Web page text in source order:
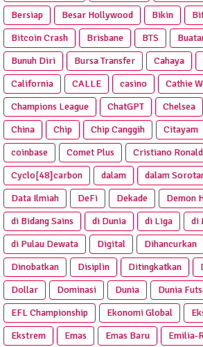
Bersiap
Besar Hollywood Bikin
Bitcoin Crash
Brisbane BTS
Bunuh Diri
Bursa Transfer Cahaya
California
CALLE casino Cathie
Champions League
ChatGPT Chelsea
China
Chip Chip Canggih Citayam
coinbase
Comet Plus Cristiano
Cyclo[48]carbon
dalam dalam
Data Ilmiah
DeFi Dekade Demon
di Bidang Sains
di Dunia di Liga
di
di Pulau Dewata
Digital Dihancurkan
Dinobatkan
Disiplin Ditingkatkan
Dollar
Dominasi Dunia Dunia
EFL Championship
Ekonomi Global
Ekstrem
Emas Emas Baru Emilia-